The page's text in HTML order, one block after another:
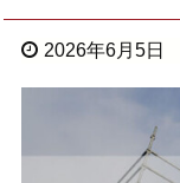
2026年6月5日